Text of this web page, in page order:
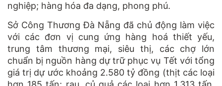
nghiệp; hàng hóa đa dạng, phong phú.
Sở Công Thương Đà Nẵng đã chủ động làm việc
với các đơn vị cung ứng hàng hoá thiết yếu,
trung tâm thương mại, siêu thị, các chợ lớn
chuẩn bị nguồn hàng dự trữ phục vụ Tết với tổng
giá trị dự ước khoảng 2.580 tỷ đồng (thịt các loại